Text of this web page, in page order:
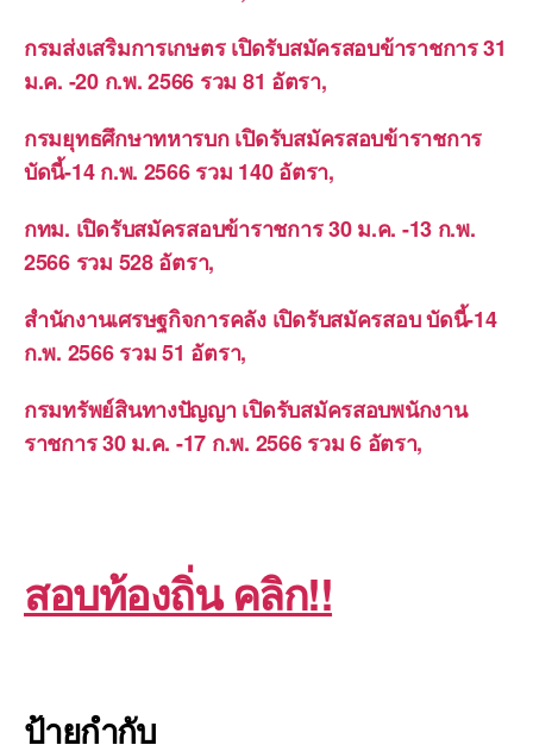
กรมส่งเสริมการเกษตร เปิดรับสมัครสอบข้าราชการ 31
ม.ค. -20 ก.พ. 2566 รวม 81 อัตรา,
กรมยุทธศึกษาทหารบก เปิดรับสมัครสอบข้าราชการ
บัดนี้-14 ก.พ. 2566 รวม 140 อัตรา,
กทม. เปิดรับสมัครสอบข้าราชการ 30 ม.ค. -13 ก.พ.
2566 รวม 528 อัตรา,
สำนักงานเศรษฐกิจการคลัง เปิดรับสมัครสอบ บัดนี้-14
ก.พ. 2566 รวม 51 อัตรา,
กรมทรัพย์สินทางปัญญา เปิดรับสมัครสอบพนักงาน
ราชการ 30 ม.ค. -17 ก.พ. 2566 รวม 6 อัตรา,
สอบท้องถิ่น คลิก!!
ป้ายกำกับ